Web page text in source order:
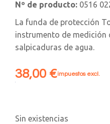
Nº de producto: 0516
La funda de protección
instrumento de medición
salpicaduras de agua.
38,00 €impuestos excl.
Sin existencias